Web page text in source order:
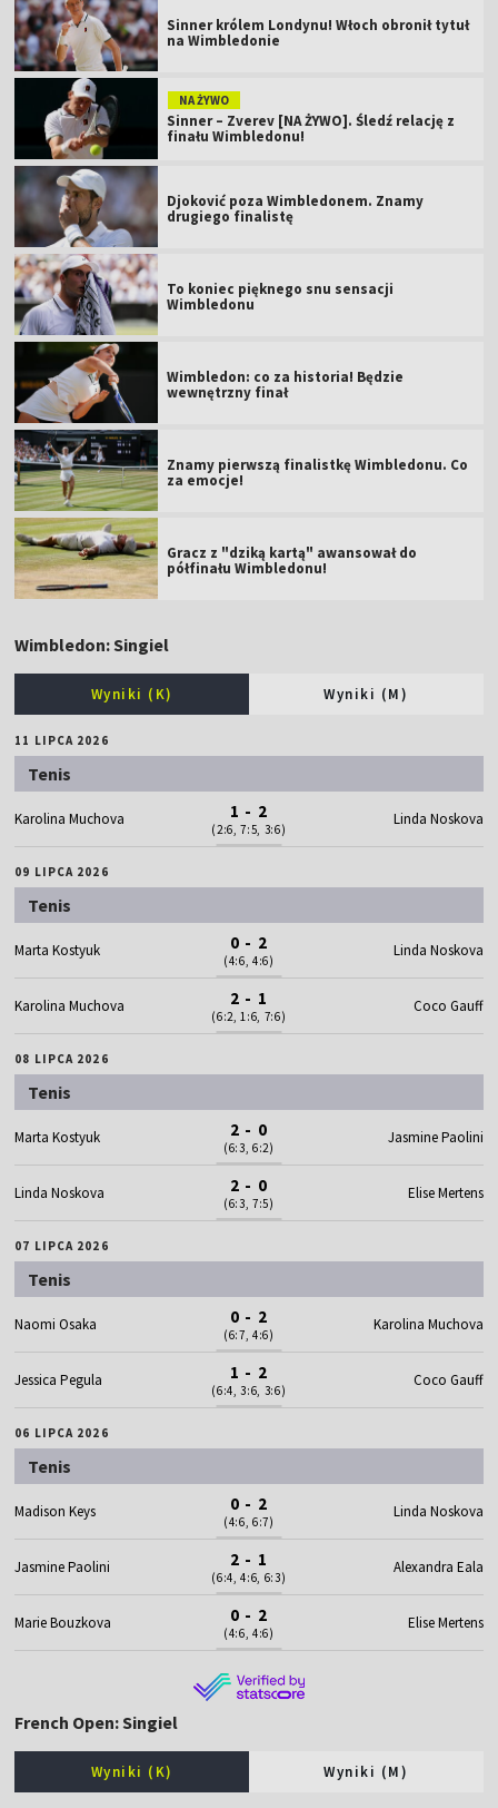
Sinner królem Londynu! Włoch obronił tytuł
na Wimbledonie
NA ŻYWO
Sinner – Zverev [NA ŻYWO]. Śledź relację z
finału Wimbledonu!
Djoković poza Wimbledonem. Znamy
drugiego finalistę
To koniec pięknego snu sensacji
Wimbledonu
Wimbledon: co za historia! Będzie
wewnętrzny finał
Znamy pierwszą finalistkę Wimbledonu. Co
za emocje!
Gracz z "dziką kartą" awansował do
półfinału Wimbledonu!
Wimbledon: Singiel
Wyniki (K) Wyniki (M)
11 LIPCA 2026
Tenis
Karolina Muchova 1 - 2
(2:6, 7:5, 3:6)
Linda Noskova
09 LIPCA 2026
Tenis
Marta Kostyuk 0 - 2
(4:6, 4:6)
Linda Noskova
Karolina Muchova 2 - 1
(6:2, 1:6, 7:6)
Coco Gauff
08 LIPCA 2026
Tenis
Marta Kostyuk 2 - 0
(6:3, 6:2)
Jasmine Paolini
Linda Noskova 2 - 0
(6:3, 7:5)
Elise Mertens
07 LIPCA 2026
Tenis
Naomi Osaka 0 - 2
(6:7, 4:6)
Karolina Muchova
Jessica Pegula 1 - 2
(6:4, 3:6, 3:6)
Coco Gauff
06 LIPCA 2026
Tenis
Madison Keys 0 - 2
(4:6, 6:7)
Linda Noskova
Jasmine Paolini 2 - 1
(6:4, 4:6, 6:3)
Alexandra Eala
Marie Bouzkova 0 - 2
(4:6, 4:6)
Elise Mertens
French Open: Singiel
Wyniki (K) Wyniki (M)